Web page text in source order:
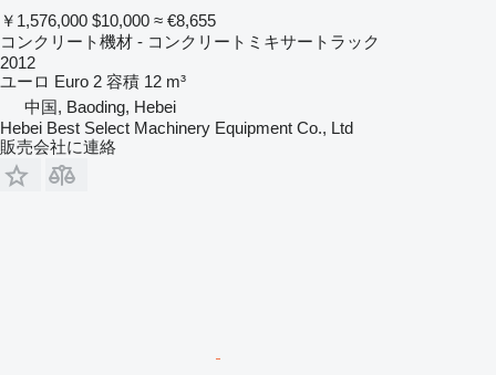
￥1,576,000 $10,000 ≈ €8,655
コンクリート機材 - コンクリートミキサートラック
2012
ユーロ Euro 2 容積 12 m³
中国, Baoding, Hebei
Hebei Best Select Machinery Equipment Co., Ltd
販売会社に連絡